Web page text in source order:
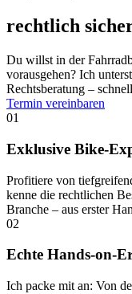
rechtlich
Du willst in der
vorausgehen? Ich
Rechtsberatung –
Termin vereinbaren
01
Exklusive Bike-
Profitiere von
kenne die rechtlichen
Branche – aus erster
02
Echte Hands-on-
Ich packe mit an: Von